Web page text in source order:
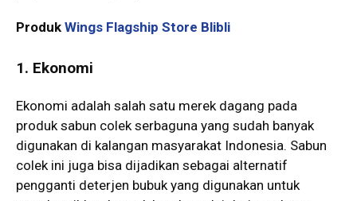
Produk Wings Flagship Store Blibli
1. Ekonomi
Ekonomi adalah salah satu merek dagang pada
produk sabun colek serbaguna yang sudah banyak
digunakan di kalangan masyarakat Indonesia. Sabun
colek ini juga bisa dijadikan sebagai alternatif
pengganti deterjen bubuk yang digunakan untuk